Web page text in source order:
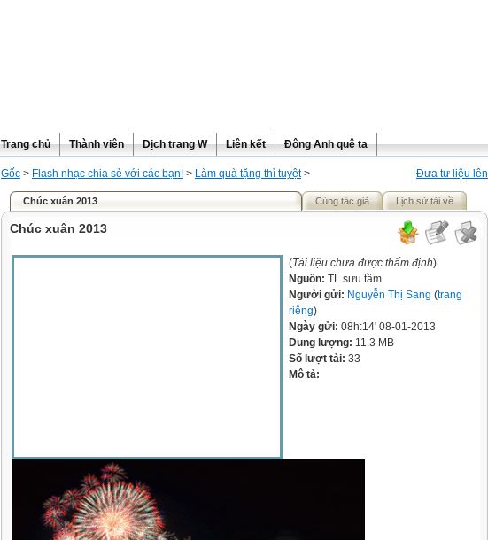
Trang chủ Thành viên Dịch trang W Liên kết Đông Anh quê ta
Đưa tư liệu lên
Gốc > Flash nhạc chia sẻ với các bạn! > Làm quà tặng thì tuyệt>
Chúc xuân 2013 Cùng tác giả Lịch sử tải về
Chúc xuân 2013
(Tài liệu chưa được thẩm định)
Nguồn: TL sưu tầm
Người gửi: Nguyễn Thị Sang (trang
riêng)
Ngày gửi: 08h:14' 08-01-2013
Dung lượng: 11.3 MB
Số lượt tải: 33
Mô tả: